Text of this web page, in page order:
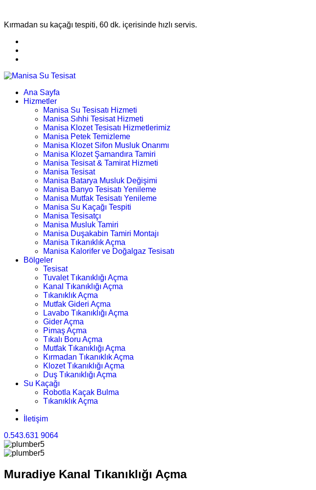
Kırmadan su kaçağı tespiti, 60 dk. içerisinde hızlı servis.
Ana Sayfa
Hizmetler
Manisa Su Tesisatı Hizmeti
Manisa Sıhhi Tesisat Hizmeti
Manisa Klozet Tesisatı Hizmetlerimiz
Manisa Petek Temizleme
Manisa Klozet Sifon Musluk Onarımı
Manisa Klozet Şamandıra Tamiri
Manisa Tesisat & Tamirat Hizmeti
Manisa Tesisat
Manisa Batarya Musluk Değişimi
Manisa Banyo Tesisatı Yenileme
Manisa Mutfak Tesisatı Yenileme
Manisa Su Kaçağı Tespiti
Manisa Tesisatçı
Manisa Musluk Tamiri
Manisa Duşakabin Tamiri Montajı
Manisa Tıkanıklık Açma
Manisa Kalorifer ve Doğalgaz Tesisatı
Bölgeler
Tesisat
Tuvalet Tıkanıklığı Açma
Kanal Tıkanıklığı Açma
Tıkanıklık Açma
Mutfak Gideri Açma
Lavabo Tıkanıklığı Açma
Gider Açma
Pimaş Açma
Tıkalı Boru Açma
Mutfak Tıkanıklığı Açma
Kırmadan Tıkanıklık Açma
Klozet Tıkanıklığı Açma
Duş Tıkanıklığı Açma
Su Kaçağı
Robotla Kaçak Bulma
Tıkanıklık Açma
İletişim
0.543.631 9064
Muradiye Kanal Tıkanıklığı Açma